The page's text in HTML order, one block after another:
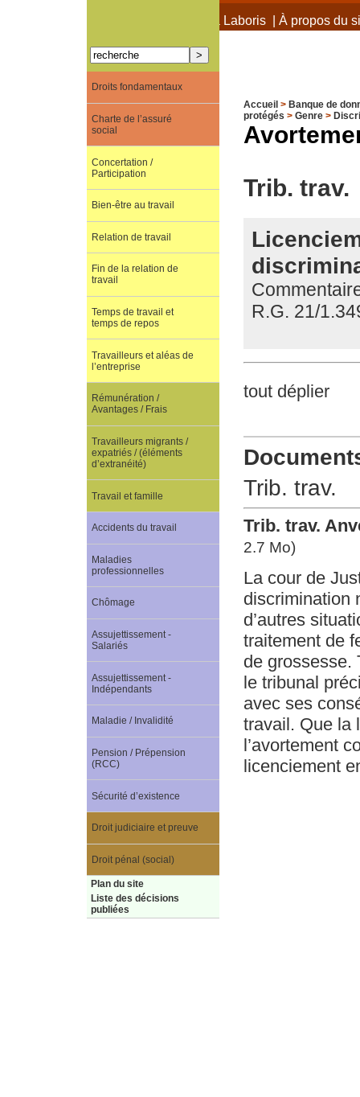
À propos de Terra Laboris| À propos du
Accueil > Banque de
protégés > Genre>
Trib. trav.
R.G. 21/
tout déplier
Trib. trav.
Trib. trav.
2.7 Mo)
La cour de
discrimination
d’autres
traitement de
de grossesse.
le tribunal
avec ses
travail. Que la
l’avortement
licenciement
Droits fondamentaux
Charte de l’assuré
social
Concertation /
Participation
Bien-être au travail
Relation de travail
Fin de la relation de
travail
Temps de travail et
temps de repos
Travailleurs et aléas de
l’entreprise
Rémunération /
Avantages / Frais
Travailleurs migrants /
expatriés / (éléments
d’extranéité)
Travail et famille
Accidents du travail
Maladies
professionnelles
Chômage
Assujettissement -
Salariés
Assujettissement -
Indépendants
Maladie / Invalidité
Pension / Prépension
(RCC)
Sécurité d’existence
Droit judiciaire et preuve
Droit pénal (social)
Plan du site
Liste des décisions
publiées